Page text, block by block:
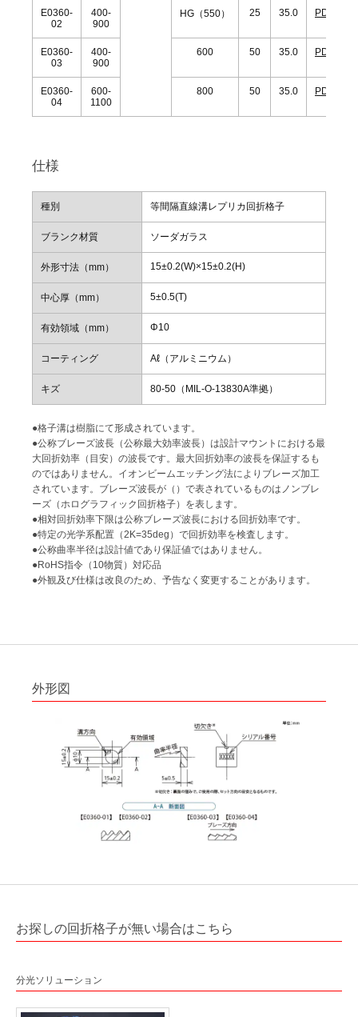
E0360-
02
400-
900
HG（550） 25 35.0 PDF
E0360-
03
400-
900
600 50 35.0 PDF
E0360-
04
600-
1100
800 50 35.0 PDF
仕様
種別 等間隔直線溝レプリカ回折格子
ブランク材質 ソーダガラス
外形寸法（mm） 15±0.2(W)×15±0.2(H)
中心厚（mm） 5±0.5(T)
有効領域（mm） Φ10
コーティング Aℓ（アルミニウム）
キズ 80-50（MIL-O-13830A準拠）
●格子溝は樹脂にて形成されています。
●公称ブレーズ波長（公称最大効率波長）は設計マウントにおける最
大回折効率（目安）の波長です。最大回折効率の波長を保証するも
のではありません。イオンビームエッチング法によりブレーズ加工
されています。ブレーズ波長が（）で表されているものはノンブレ
ーズ（ホログラフィック回折格子）を表します。
●相対回折効率下限は公称ブレーズ波長における回折効率です。
●特定の光学系配置（2K=35deg）で回折効率を検査します。
●公称曲率半径は設計値であり保証値ではありません。
●RoHS指令（10物質）対応品
●外観及び仕様は改良のため、予告なく変更することがあります。
外形図
お探しの回折格子が無い場合はこちら
分光ソリューション